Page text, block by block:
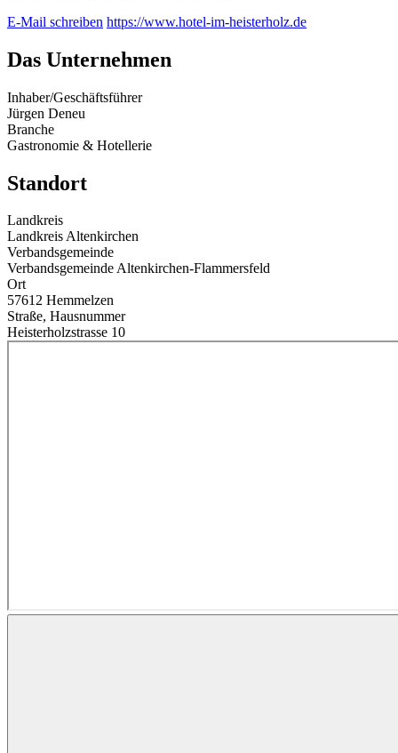
E-Mail schreiben https://www.hotel-im-heisterholz.de
Das Unternehmen
Inhaber/Geschäftsführer
Jürgen Deneu
Branche
Gastronomie & Hotellerie
Standort
Landkreis
Landkreis Altenkirchen
Verbandsgemeinde
Verbandsgemeinde Altenkirchen-Flammersfeld
Ort
57612 Hemmelzen
Straße, Hausnummer
Heisterholzstrasse 10